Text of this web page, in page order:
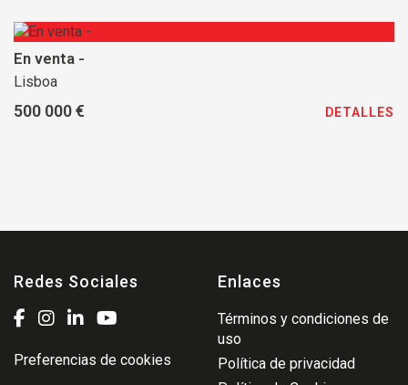
En venta -
Lisboa
500 000 € DETALLES
Redes Sociales
Preferencias de cookies
Enlaces
Términos y condiciones de
uso
Política de privacidad